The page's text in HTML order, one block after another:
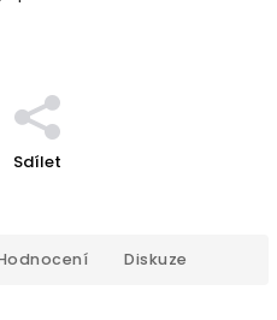
Sdílet
Diskuze